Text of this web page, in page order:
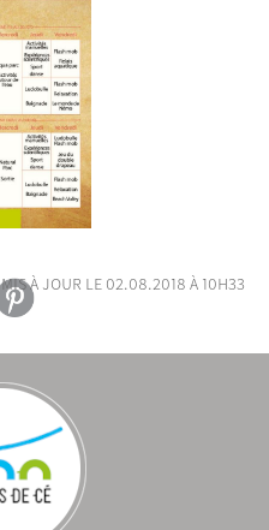
mis à jour le 02.08.2018 à 10h33